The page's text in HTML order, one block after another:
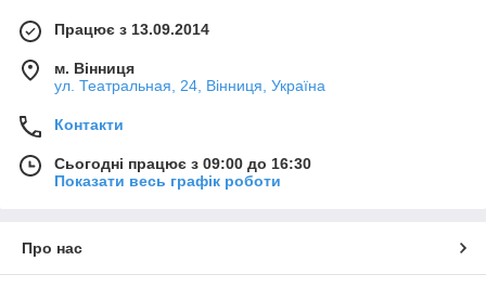
Працює з 13.09.2014
м. Вінниця
ул. Театральная, 24, Вінниця, Україна
Контакти
Сьогодні працює з 09:00 до 16:30
Показати весь графік роботи
Про нас